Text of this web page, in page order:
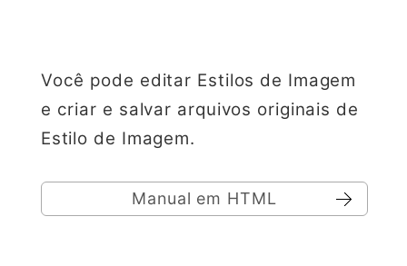
Você pode editar Estilos de Imagem
e criar e salvar arquivos originais de
Estilo de Imagem.
Manual em HTML